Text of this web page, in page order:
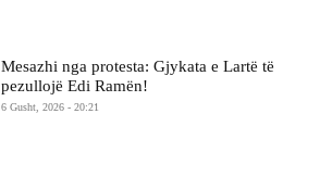
Mesazhi nga protesta: Gjykata e Lartë të
pezullojë Edi Ramën!
6 Gusht, 2026 - 20:21